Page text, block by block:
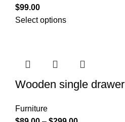
$99.00
Select options
Wooden single drawer
Furniture